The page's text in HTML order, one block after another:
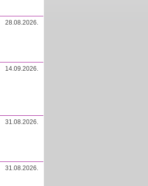
28.08.2026.
14.09.2026.
31.08.2026.
31.08.2026.